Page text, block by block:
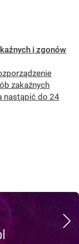
i zgonów
zakaźnych
nastąpić do 24